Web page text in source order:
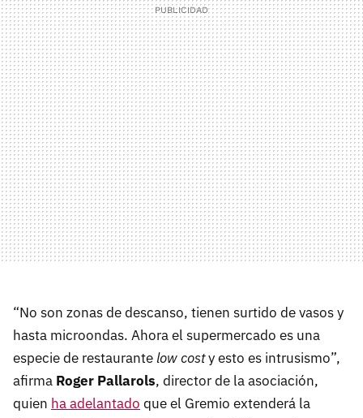
“No son zonas de descanso, tienen surtido de vasos y
hasta microondas. Ahora el supermercado es una
especie de restaurante low costy esto es intrusismo”,
afirma Roger Pallarols, director de la asociación,
quien ha adelantado que el Gremio extenderá la